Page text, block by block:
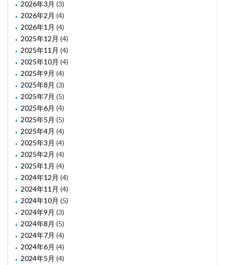
2026年3月 (3)
2026年2月 (4)
2026年1月 (4)
2025年12月 (4)
2025年11月 (4)
2025年10月 (4)
2025年9月 (4)
2025年8月 (3)
2025年7月 (5)
2025年6月 (4)
2025年5月 (5)
2025年4月 (4)
2025年3月 (4)
2025年2月 (4)
2025年1月 (4)
2024年12月 (4)
2024年11月 (4)
2024年10月 (5)
2024年9月 (3)
2024年8月 (5)
2024年7月 (4)
2024年6月 (4)
2024年5月 (4)